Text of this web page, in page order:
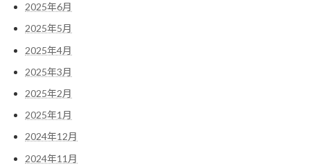
2025年6月
2025年5月
2025年4月
2025年3月
2025年2月
2025年1月
2024年12月
2024年11月